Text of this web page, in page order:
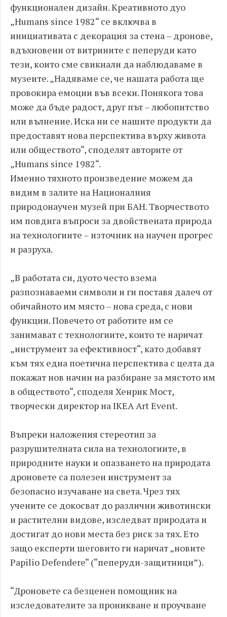
функционален дизайн. Креативното дуо
„Humans since 1982“ се включва в
инициативата с декорация за стена – дронове,
вдъхновени от витрините с пеперуди като
тези, които сме свикнали да наблюдаваме в
музеите. „Надяваме се, че нашата работа ще
провокира емоции във всеки. Понякога това
може да бъде радост, друг път – любопитство
или вълнение. Иска ни се нашите продукти да
предоставят нова перспектива върху живота
или обществото“, споделят авторите от
„Humans since 1982“.
Именно тяхното произведение можем да
видим в залите на Националния
природонаучен музей при БАН. Творчеството
им повдига въпроси за двойствената природа
на технологиите – източник на научен прогрес
и разруха.
„В работата си, дуото често взема
разпознаваеми символи и ги поставя далеч от
обичайното им място – нова среда, с нови
функции. Повечето от работите им се
занимават с технологиите, които те наричат
„инструмент за ефективност“, като добавят
към тях една поетична перспектива с целта да
покажат нов начин на разбиране за мястото им
в обществото“, споделя Хенрик Мост,
творчески директор на IKEA Art Event.
Въпреки наложения стереотип за
разрушителната сила на технологиите, в
природните науки и опазването на природата
дроновете са полезен инструмент за
безопасно изучаване на света. Чрез тях
учените се докосват до различни животински
и растителни видове, изследват природата и
достигат до нови места без риск за тях. Ето
защо експерти шеговито ги наричат „новите
Papilio Defendere“ (“пеперуди-защитници”).
“Дроновете са безценен помощник на
изследователите за проникване и проучване